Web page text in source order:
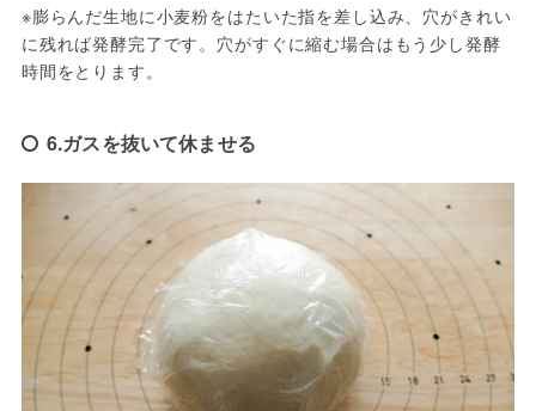
※膨らんだ生地に小麦粉をはたいた指を差し込み、穴がきれい
に残れば発酵完了です。穴がすぐに縮む場合はもう少し発酵
時間をとります。
6.ガスを抜いて休ませる